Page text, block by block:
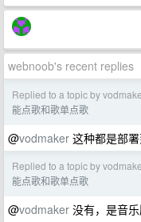
webnoob's recent replies
Replied to a topic by
能点歌和歌单点歌
@vodmaker 这种都是部
Replied to a topic by
能点歌和歌单点歌
@vodmaker 没有，是音